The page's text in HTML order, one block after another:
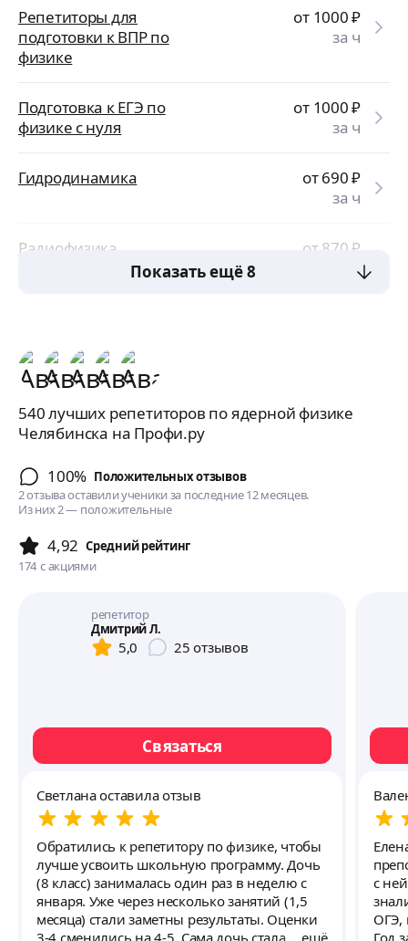
Репетиторы для
подготовки к ВПР по
физике
от 1000₽
за ч
Подготовка к ЕГЭ по
физике с нуля
от 1000₽
за ч
Гидродинамика от 690₽
за ч
Радиофизика от 870₽
за ч
Показать ещё 8
540 лучших репетиторов по ядерной физике
Челябинска на Профи.ру
100% Положительных отзывов
2 отзыва оставили ученики за последние 12 месяцев.
Из них 2 — положительные
4,92 Cредний рейтинг
174 с акциями
репетитор
Дмитрий Л.
5,0 25 отзывов
Связаться
Светлана оставила отзыв
Обратились к репетитору по физике, чтобы
лучше усвоить школьную программу. Дочь
(8 класс) занималась один раз в неделю с
января. Уже через несколько занятий (1,5
месяца) стали заметны результаты. Оценки
3-4 сменились на 4-5. Сама дочь стала
ещё
с
ОГЭ,
Год